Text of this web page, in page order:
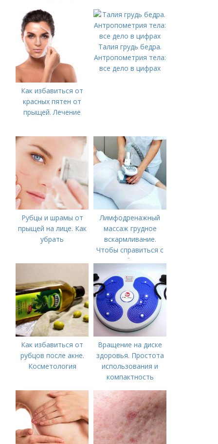
Как избавиться от
красных пятен от
прыщей. Лечение
Талия грудь бедра.
Антропометрия тела:
все дело в цифрах
Рубцы и шрамы от
прыщей на лице. Как
убрать
Лимфодренажный
массаж грудное
вскармливание.
Чтобы справиться с
нагрубанием,
необходимо
предпринять
следующие действия:
Как избавиться от
рубцов после акне.
Косметология
Вращение на диске
здоровья. Простота
использования и
компактность